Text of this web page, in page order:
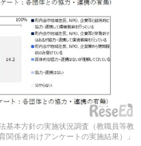
基本方針の実施状況調査（教職員等教
関係者向けアンケートの実施結果）」